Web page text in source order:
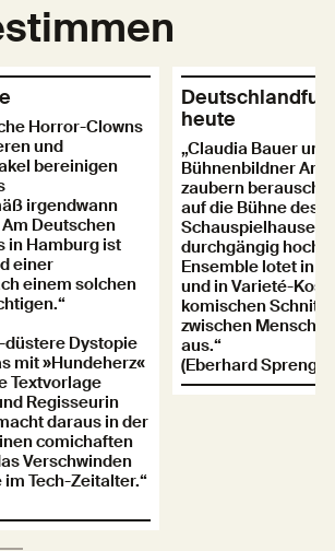
Horror-Clowns
und
bereinigen
irgendwann
Deutschen
in Hamburg ist
einer
einem solchen
düstere Dystopie
mit »Hundeherz«
Textvorlage
Regisseurin
daraus in der
comichaften
Verschwinden
Tech-Zeitalter.“
heute
„Claudia Bauer und
Bühnenbildner
zaubern
auf die Bühne des
Schauspielhauses
durchgängig
Ensemble lotet in
und in Varieté-
komischen
zwischen Mensch,
aus.“
(Eberhard Spreng)